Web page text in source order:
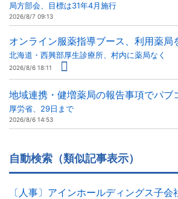
局方部会、目標は31年4月施行
2026/8/7 09:13
オンライン服薬指導ブース、利用薬局
北海道・西興部厚生診療所、村内に薬局なく
2026/8/6 18:11
地域連携・健増薬局の報告事項でパブ
厚労省、29日まで
2026/8/6 14:53
自動検索（類似記事表示）
〔人事〕アインホールディングス子会